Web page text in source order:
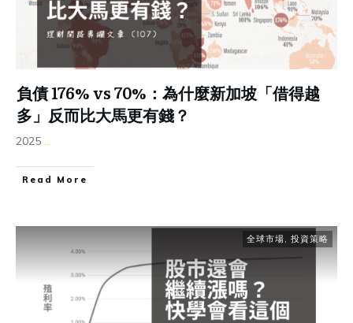
負債 176% vs 70%：為什麼新加坡「借得越
多」反而比大馬更有錢？
2025 ...
Read More
全球市場, 投資策略